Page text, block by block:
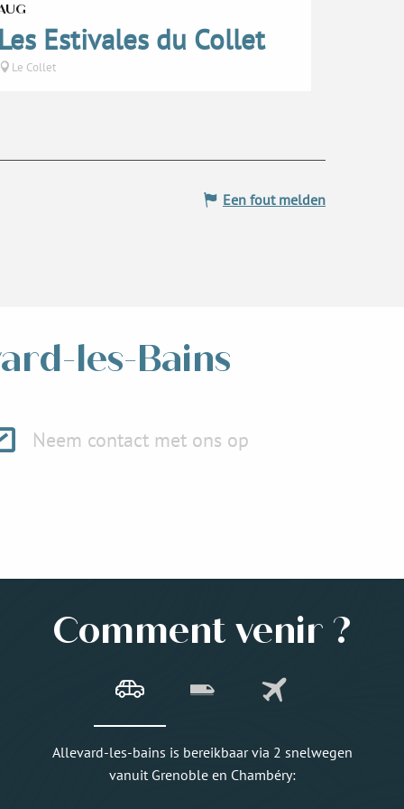
Estivales du Collet
Le Collet
Een fout melden
les-Bains
Neem contact met ons op
Comment venir ?
Allevard-les-bains is bereikbaar via 2 snelwegen
vanuit Grenoble en Chambéry: